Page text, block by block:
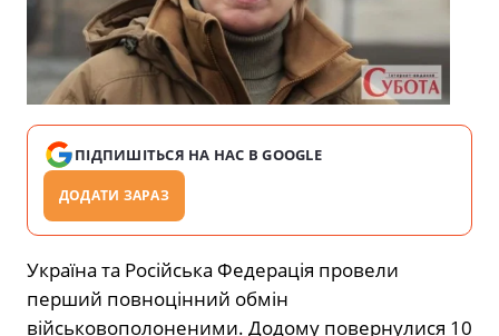
ПІДПИШІТЬСЯ НА НАС В GOOGLE
ДОДАТИ ЗАРАЗ
Україна та Російська Федерація провели
перший повноцінний обмін
військовополоненими. Додому повернулися 10